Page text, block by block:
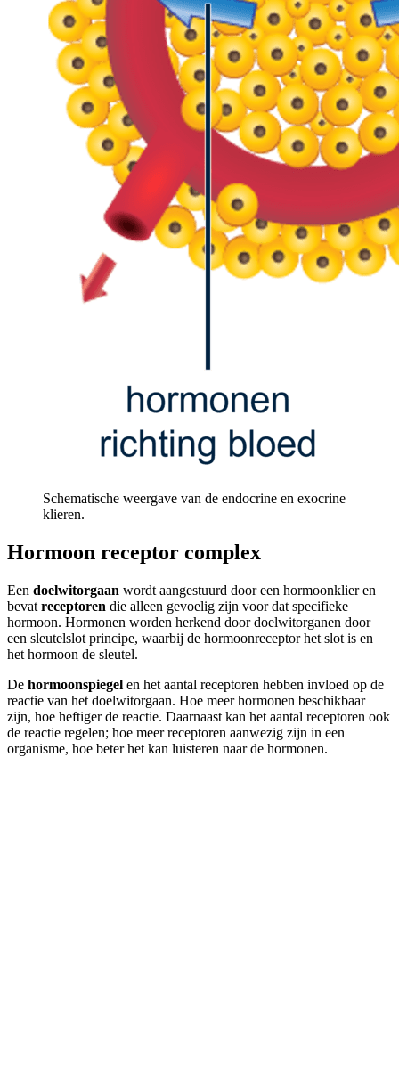
Schematische weergave van de endocrine en exocrine
klieren.
Hormoon receptor complex
Een doelwitorgaan wordt aangestuurd door een hormoonklier en
bevat receptoren die alleen gevoelig zijn voor dat specifieke
hormoon. Hormonen worden herkend door doelwitorganen door
een sleutelslot principe, waarbij de hormoonreceptor het slot is en
het hormoon de sleutel.
De hormoonspiegel en het aantal receptoren hebben invloed op de
reactie van het doelwitorgaan. Hoe meer hormonen beschikbaar
zijn, hoe heftiger de reactie. Daarnaast kan het aantal receptoren ook
de reactie regelen; hoe meer receptoren aanwezig zijn in een
organisme, hoe beter het kan luisteren naar de hormonen.